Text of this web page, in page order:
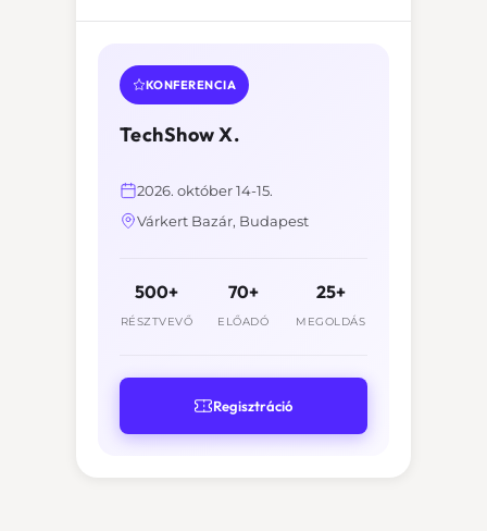
KONFERENCIA
TechShow X.
2026. október 14-15.
Várkert Bazár, Budapest
500+
RÉSZTVEVŐ
70+
ELŐADÓ
25+
MEGOLDÁS
Regisztráció